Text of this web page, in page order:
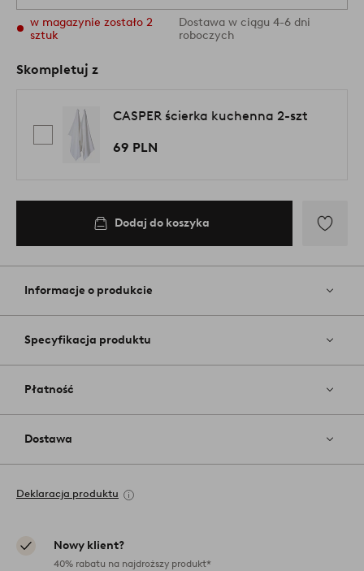
w magazynie zostało 2
sztuk
Dostawa w ciągu 4-6 dni
roboczych
Skompletuj z
CASPER ścierka kuchenna 2-szt
69 PLN
Dodaj do koszyka
do
Informacje o produkcie
Specyfikacja produktu
Płatność
Dostawa
Deklaracja produktu
Nowy klient?
40% rabatu na najdroższy produkt*